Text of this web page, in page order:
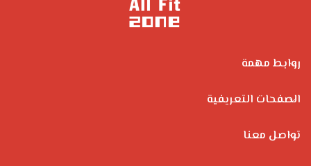
روابط مهمة
الصفحات التعريفية
تواصل معنا